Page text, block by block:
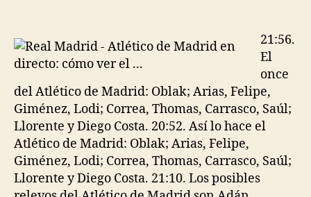
21:56.
El
once
del Atlético de Madrid: Oblak; Arias, Felipe,
Giménez, Lodi; Correa, Thomas, Carrasco, Saúl;
Llorente y Diego Costa. 20:52. Así lo hace el
Atlético de Madrid: Oblak; Arias, Felipe,
Giménez, Lodi; Correa, Thomas, Carrasco, Saúl;
Llorente y Diego Costa. 21:10. Los posibles